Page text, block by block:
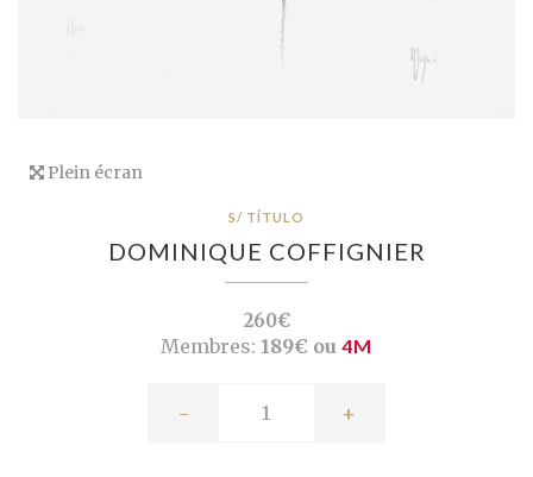
Plein écran
S/ TÍTULO
DOMINIQUE COFFIGNIER
260€
Membres: 189€ ou 4M
- +